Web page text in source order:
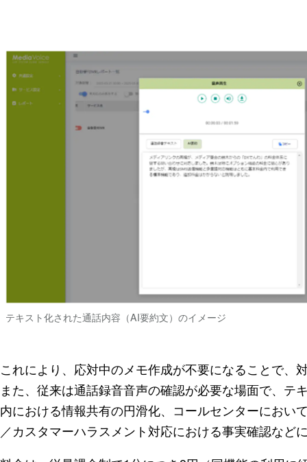
テキスト化された通話内容（AI要約文）のイメージ
これにより、応対中のメモ作成が不要になることで、
また、従来は通話録音音声の確認が必要な場面で、テ
内における情報共有の円滑化、コールセンターにおい
／カスタマーハラスメント対応における事実確認など